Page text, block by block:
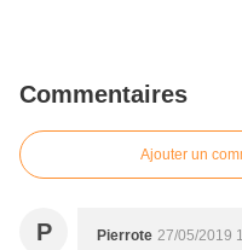
Commentaires
Ajouter un
P Pierrote 27/05/2019